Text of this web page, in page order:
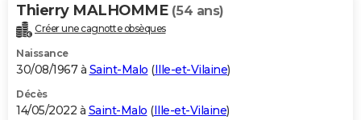
Thierry MALHOMME (54 ans)
Créer une cagnotte obsèques
Naissance
30/08/1967 à Saint-Malo (Ille-et-Vilaine)
Décès
14/05/2022 à Saint-Malo (Ille-et-Vilaine)